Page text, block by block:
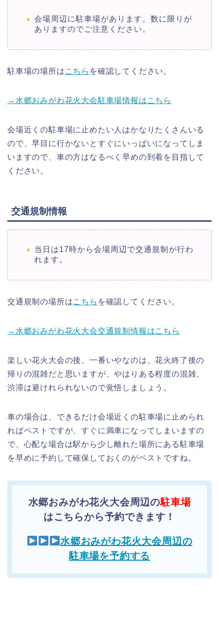
会場周辺に駐車場があります。数に限りが
ありますのでご注意ください。
駐車場の場所は こちら を確認してください。
→水郷おみがわ花火大会駐車場情報はこちら
会場近くの駐車場に止めたい人はかなりたくさんいる
ので、早目に行かないとすぐにいっぱいになってしま
いますので、車の方はなるべく早めの到着を目指して
ください。
交通規制情報
当日は17時から会場周辺で交通規制が行わ
れます。
交通規制の場所はこちら を確認してください。
→水郷おみがわ花火大会交通規制情報はこちら
楽しい花火大会の後、一番いやなのは、花火終了後の
帰りの混雑だと思いますが、やはりある程度の混雑、
渋滞は避けれられないので覚悟しましょう。
車の場合は、できるだけ会場近くの駐車場に止められ
ればベストですが、すぐに満車になってしまいますの
で、心配な場合は駅から少し離れた場所にある駐車場
を早めに予約して確保しておくのがベストですね。
水郷おみがわ花火大会周辺の駐車場
はこちらから予約できます！
水郷おみがわ花火大会周辺の
駐車場を予約する